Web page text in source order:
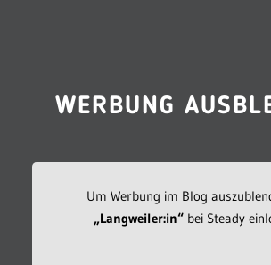
WERBUNG
Um Werbung im Blog
„Langweiler:in“bei Steady